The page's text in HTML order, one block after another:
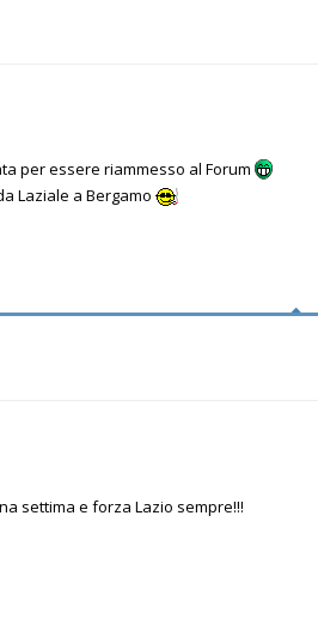
per essere riammesso al Forum
Laziale a Bergamo
settima e forza Lazio sempre!!!